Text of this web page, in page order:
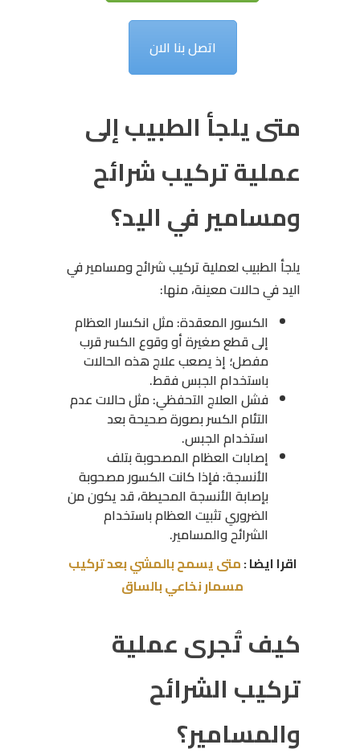
اتصل بنا الان
متى يلجأ الطبيب إلى
عملية تركيب شرائح
ومسامير في اليد؟
يلجأ الطبيب لعملية تركيب شرائح ومسامير في
اليد في حالات معينة، منها:
الكسور المعقدة: مثل انكسار العظام
إلى قطع صغيرة أو وقوع الكسر قرب
مفصل؛ إذ يصعب علاج هذه الحالات
باستخدام الجبس فقط.
فشل العلاج التحفظي: مثل حالات عدم
التئام الكسر بصورة صحيحة بعد
استخدام الجبس.
إصابات العظام المصحوبة بتلف
الأنسجة: فإذا كانت الكسور مصحوبة
بإصابة الأنسجة المحيطة، قد يكون من
الضروري تثبيت العظام باستخدام
الشرائح والمسامير.
اقرا ايضا :متى يسمح بالمشي بعد تركيب
مسمار نخاعي بالساق
كيف تُجرى عملية
تركيب الشرائح
والمسامير؟